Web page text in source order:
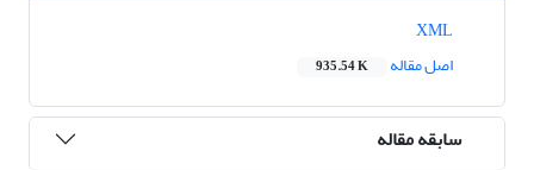
اصل مقاله
935.54 K
سابقه مقاله